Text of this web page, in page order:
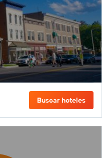
Buscar hoteles